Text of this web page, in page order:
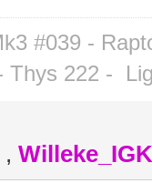
#039 -
Thys 222 -
,